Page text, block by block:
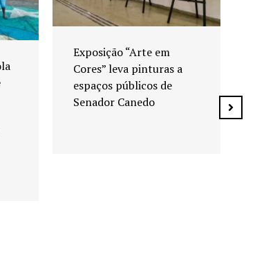
Exposição “Arte em
Cores” leva pinturas a
espaços públicos de
Senador Canedo